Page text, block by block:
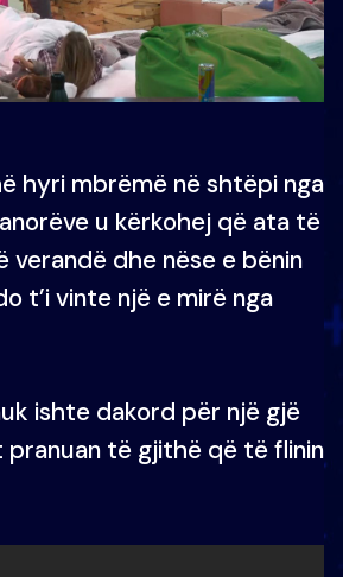
hyri mbrëmë në shtëpi nga
u kërkohej që ata të
verandë dhe nëse e bënin
t’i vinte një e mirë nga
ishte dakord për një gjë
të gjithë që të flinin